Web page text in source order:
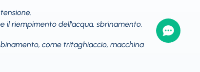
il riempimento dell'acqua, sbrinamento,
come tritaghiaccio, macchina